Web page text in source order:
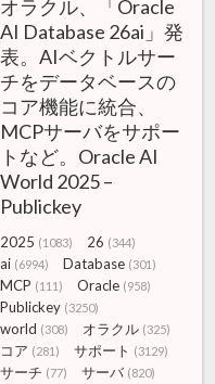
オラクル、「Oracle
AI Database 26ai」発
表。AIベクトルサー
チをデータベースの
コア機能に統合、
MCPサーバをサポー
トなど。Oracle AI
World 2025 –
Publickey
2025 (1083) 26 (344)
ai (6994) Database (301)
MCP (111) Oracle (958)
Publickey (3250)
world (308) オラクル (325)
コア (281) サポート (3129)
サーチ (77) サーバ (820)